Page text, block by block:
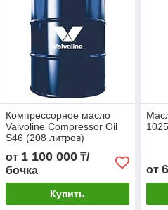
Компрессорное масло
Valvoline Compressor Oil
S46 (208 литров)
от 1 100 000₸/
бочка
Купить
от